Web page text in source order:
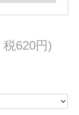
620円)